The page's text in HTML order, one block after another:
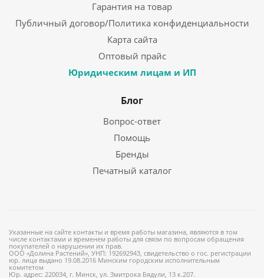
Гарантия на товар
Публичный договор/Политика конфиденциальности
Карта сайта
Оптовый прайс
Юридическим лицам и ИП
Блог
Вопрос-ответ
Помощь
Бренды
Печатный каталог
Указанные на сайте контакты и время работы магазина, являются в том
числе контактами и временем работы для связи по вопросам обращения
покупателей о нарушении их прав.
ООО «Долина Растений», УНП: 192692943, свидетельство о гос. регистрации
юр. лица выдано 19.08.2016 Минским городским исполнительным
комитетом
Юр. адрес: 220034, г. Минск, ул. Змитрока Бядули, 13 к.207.